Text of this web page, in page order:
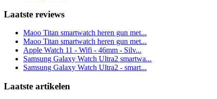
Laatste reviews
Maoo Titan smartwatch heren gun met...
Maoo Titan smartwatch heren gun met...
Apple Watch 11 - Wifi - 46mm - Silv...
Samsung Galaxy Watch Ultra2 smartwa...
Samsung Galaxy Watch Ultra2 - smart...
Laatste artikelen